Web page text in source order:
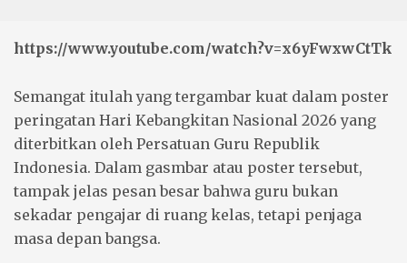
https://www.youtube.com/watch?v=x6yFwxwCtTk
Semangat itulah yang tergambar kuat dalam poster
peringatan Hari Kebangkitan Nasional 2026 yang
diterbitkan oleh Persatuan Guru Republik
Indonesia. Dalam gasmbar atau poster tersebut,
tampak jelas pesan besar bahwa guru bukan
sekadar pengajar di ruang kelas, tetapi penjaga
masa depan bangsa.